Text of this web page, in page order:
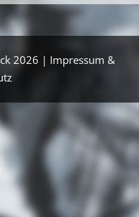
2026 | Impressum &